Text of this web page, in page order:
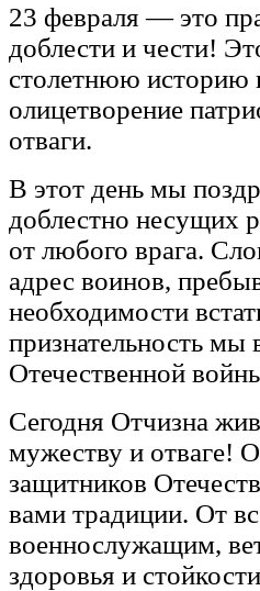
23 февраля — это
доблести и чести!
столетнюю историю
олицетворение
отваги.
В этот день мы
доблестно несущих
от любого врага.
адрес воинов,
необходимости
признательность
Отечественной
Сегодня Отчизна
мужеству и отваге!
защитников
вами традиции. От
военнослужащим,
здоровья и